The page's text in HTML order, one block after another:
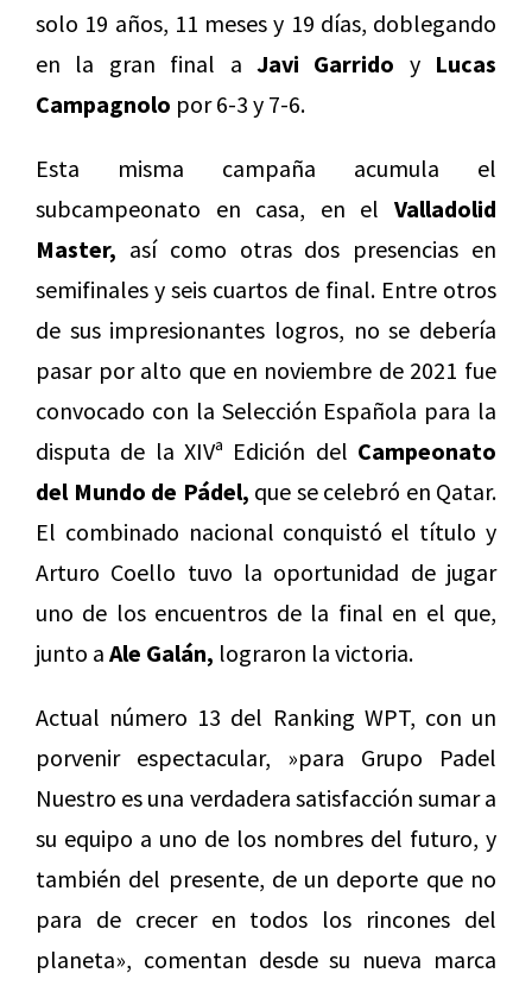
solo 19 años, 11 meses y 19 días, doblegando
en la gran final a Javi Garrido y Lucas
Campagnolo por 6-3 y 7-6.
Esta misma campaña acumula el
subcampeonato en casa, en el Valladolid
Master, así como otras dos presencias en
semifinales y seis cuartos de final. Entre otros
de sus impresionantes logros, no se debería
pasar por alto que en noviembre de 2021 fue
convocado con la Selección Española para la
disputa de la XIVª Edición del Campeonato
del Mundo de Pádel, que se celebró en Qatar.
El combinado nacional conquistó el título y
Arturo Coello tuvo la oportunidad de jugar
uno de los encuentros de la final en el que,
junto a Ale Galán, lograron la victoria.
Actual número 13 del Ranking WPT, con un
porvenir espectacular, »para Grupo Padel
Nuestro es una verdadera satisfacción sumar a
su equipo a uno de los nombres del futuro, y
también del presente, de un deporte que no
para de crecer en todos los rincones del
planeta», comentan desde su nueva marca